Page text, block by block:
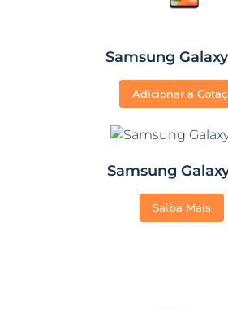
Samsung
Adicionar a
Samsung Galaxy
Saiba Mais